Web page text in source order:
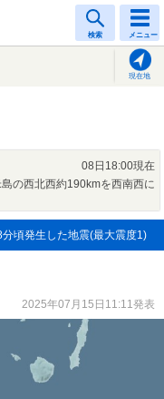
検索 メニュー
現在地
08日18:00現在
の西北西約190kmを西南西に
分頃発生した地震(最大震度1)
2025年07月15日11:11発表